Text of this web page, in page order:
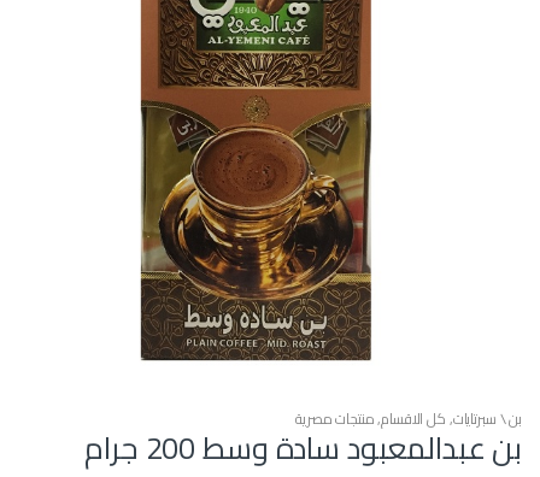
بن \ سبرتايات,كل الاقسام,منتجات مصرية
بن عبدالمعبود سادة وسط 200 جرام